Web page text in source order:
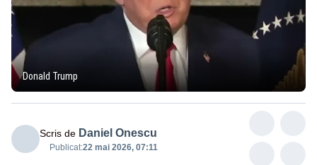
Donald Trump
Scris de Daniel Onescu
Publicat:22 mai 2026, 07:11